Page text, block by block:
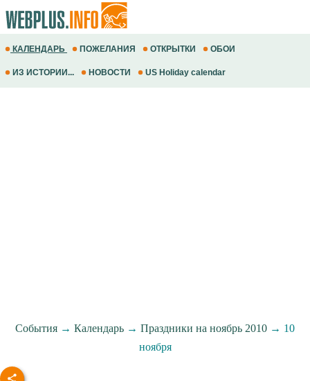
КАЛЕНДАРЬ ПОЖЕЛАНИЯ ОТКРЫТКИ ОБОИ
ИЗ ИСТОРИИ... НОВОСТИ US Holiday calendar
События → Календарь → Праздники на ноябрь 2010 → 10
ноября